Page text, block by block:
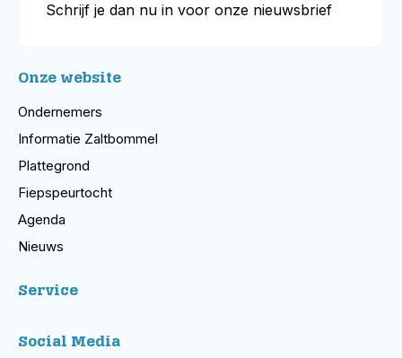
Schrijf je dan nu in voor onze nieuwsbrief
Onze website
Ondernemers
Informatie Zaltbommel
Plattegrond
Fiepspeurtocht
Agenda
Nieuws
Service
Social Media